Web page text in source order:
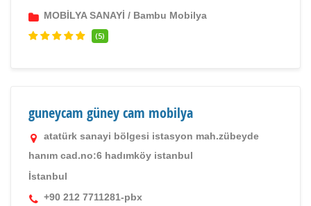
MOBİLYA SANAYİ / Bambu Mobilya
(5)
guneycam güney cam mobilya
atatürk sanayi bölgesi istasyon mah.zübeyde
hanım cad.no:6 hadımköy istanbul
İstanbul
+90 212 7711281-pbx